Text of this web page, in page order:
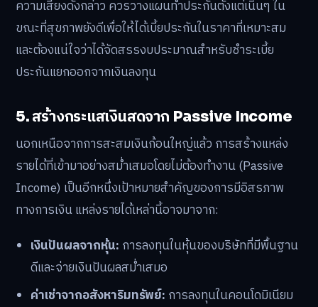
ความเสี่ยงดังกล่าว ควรวางแผนทำประกันตั้งแต่เนิ่นๆ ใน
ขณะที่สุขภาพยังดีเพื่อให้ได้เบี้ยประกันในราคาที่เหมาะสม
และต้องแน่ใจว่าได้จัดสรรงบประมาณสำหรับชำระเบี้ย
ประกันแยกออกจากเงินลงทุน
5. สร้างกระแสเงินสดจาก Passive Income
นอกเหนือจากการสะสมเงินก้อนใหญ่แล้ว การสร้างแหล่ง
รายได้ที่เข้ามาอย่างสม่ำเสมอโดยไม่ต้องทำงาน (Passive
Income) เป็นอีกหนึ่งเป้าหมายสำคัญของการมีอิสรภาพ
ทางการเงิน แหล่งรายได้เหล่านี้อาจมาจาก:
เงินปันผลจากหุ้น: การลงทุนในหุ้นของบริษัทที่มีพื้นฐาน
ดีและจ่ายเงินปันผลสม่ำเสมอ
ค่าเช่าจากอสังหาริมทรัพย์: การลงทุนในคอนโดมิเนียม